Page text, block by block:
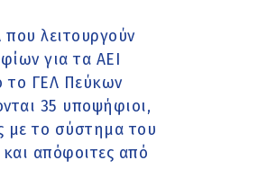
λειτουργούν
για τα ΑΕΙ
το ΓΕΛ Πεύκων
35 υποψήφιοι,
με το σύστημα του
και απόφοιτες από